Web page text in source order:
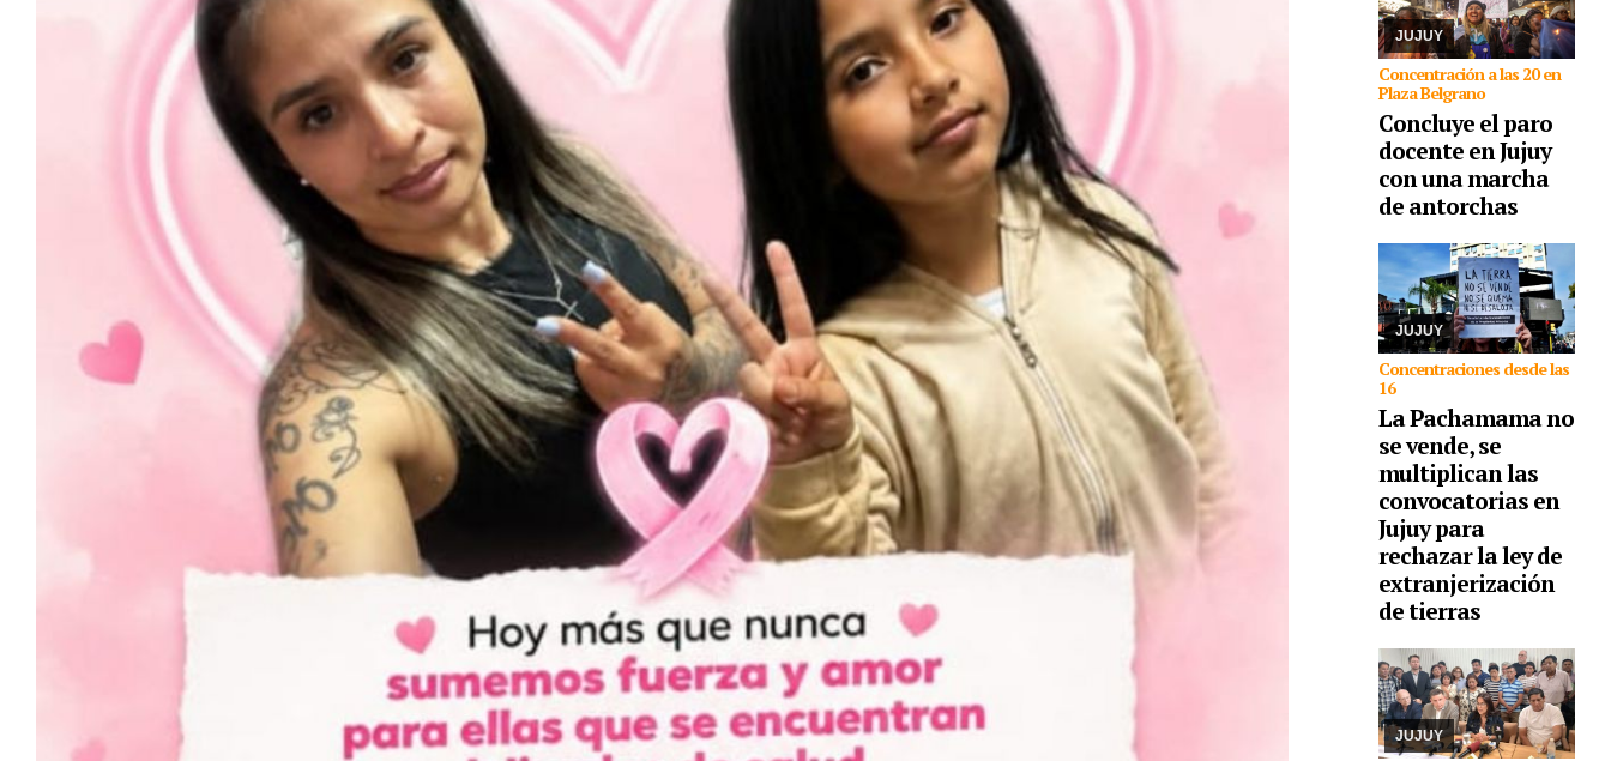
JUJUY
Concentración a las 20 en
Plaza Belgrano
Concluye el paro
docente en Jujuy
con una marcha
de antorchas
Ministerio de Educación
como en Ca ...
JUJUY
Concentraciones desde las
16
La Pachamama no
se vende, se
multiplican las
convocatorias en
Jujuy para
rechazar la ley de
extranjerización
de tierras
05/08/2026
Comunidades
indígenas, sindicatos,
ambientalistas,
sociales, políticas y de
derechos humanos se
congregarán en la
capital, como así ta ...
JUJUY
04/08/2026 El órgano
partidario catalogó de
“insubsanables” las
presentó la lista, por lo
que la interna
programada para el 30
de agosto que ...